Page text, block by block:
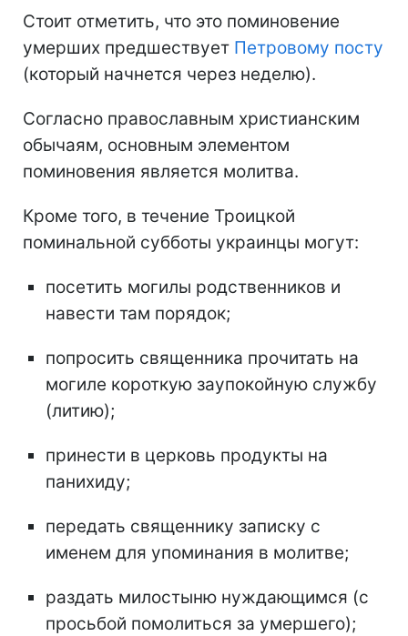
Стоит отметить, что это поминовение
умерших предшествует Петровому посту
(который начнется через неделю).
Согласно православным христианским
обычаям, основным элементом
поминовения является молитва.
Кроме того, в течение Троицкой
поминальной субботы украинцы могут:
посетить могилы родственников и
навести там порядок;
попросить священника прочитать на
могиле короткую заупокойную службу
(литию);
принести в церковь продукты на
панихиду;
передать священнику записку с
именем для упоминания в молитве;
раздать милостыню нуждающимся (с
просьбой помолиться за умершего);